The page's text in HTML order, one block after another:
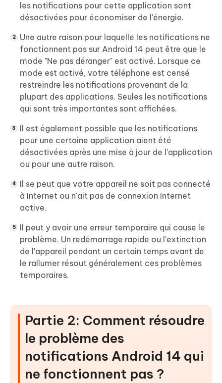
les notifications pour cette application sont
désactivées pour économiser de l'énergie.
Une autre raison pour laquelle les notifications ne
fonctionnent pas sur Android 14 peut être que le
mode "Ne pas déranger" est activé. Lorsque ce
mode est activé, votre téléphone est censé
restreindre les notifications provenant de la
plupart des applications. Seules les notifications
qui sont très importantes sont affichées.
Il est également possible que les notifications
pour une certaine application aient été
désactivées après une mise à jour de l'application
ou pour une autre raison.
Il se peut que votre appareil ne soit pas connecté
à Internet ou n'ait pas de connexion Internet
active.
Il peut y avoir une erreur temporaire qui cause le
problème. Un redémarrage rapide ou l'extinction
de l'appareil pendant un certain temps avant de
le rallumer résout généralement ces problèmes
temporaires.
Partie 2: Comment résoudre
le problème des
notifications Android 14 qui
ne fonctionnent pas ?